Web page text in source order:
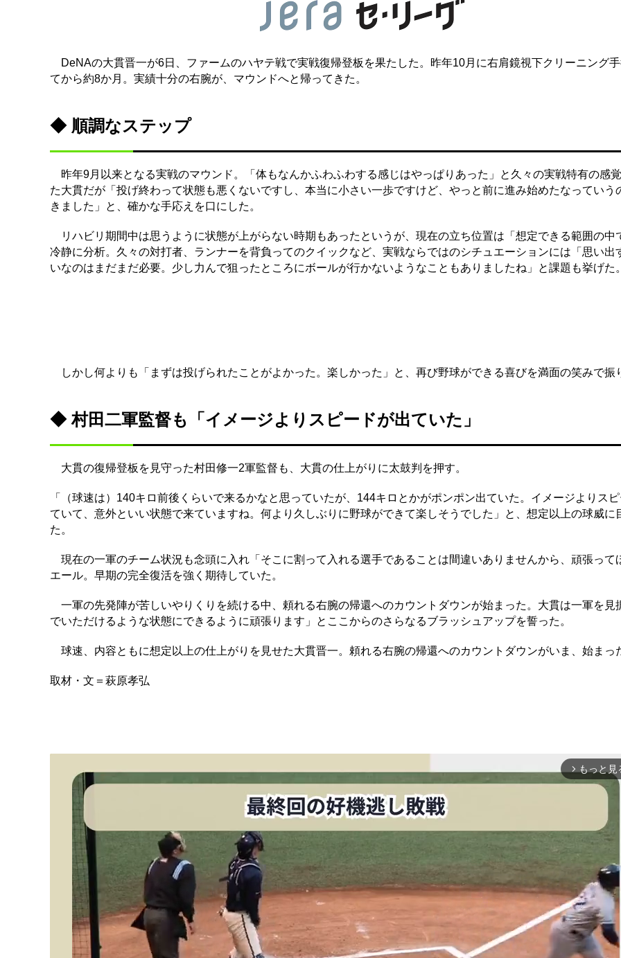
DeNAの大貫晋一が6日、ファームのハヤテ戦で実戦復帰登板を果たした。昨年10月に右肩鏡視下クリーニング
てから約8か月。実績十分の右腕が、マウンドへと帰ってきた。
◆ 順調なステップ
昨年9月以来となる実戦のマウンド。「体もなんかふわふわする感じはやっぱりあった」と久々の実戦特有の感
た大貫だが「投げ終わって状態も悪くないですし、本当に小さい一歩ですけど、やっと前に進み始めたなっていう
きました」と、確かな手応えを口にした。
リハビリ期間中は思うように状態が上がらない時期もあったというが、現在の立ち位置は「想定できる範囲の中
冷静に分析。久々の対打者、ランナーを背負ってのクイックなど、実戦ならではのシチュエーションには「思い出
いなのはまだまだ必要。少し力んで狙ったところにボールが行かないようなこともありましたね」と課題も挙げた
しかし何よりも「まずは投げられたことがよかった。楽しかった」と、再び野球ができる喜びを満面の笑みで振
◆ 村田二軍監督も「イメージよりスピードが出ていた」
大貫の復帰登板を見守った村田修一2軍監督も、大貫の仕上がりに太鼓判を押す。
「（球速は）140キロ前後くらいで来るかなと思っていたが、144キロとかがポンポン出ていた。イメージよりス
ていて、意外といい状態で来ていますね。何より久しぶりに野球ができて楽しそうでした」と、想定以上の球威に
た。
現在の一軍のチーム状況も念頭に入れ「そこに割って入れる選手であることは間違いありませんから、頑張って
エール。早期の完全復活を強く期待していた。
一軍の先発陣が苦しいやりくりを続ける中、頼れる右腕の帰還へのカウントダウンが始まった。大貫は一軍を見
でいただけるような状態にできるように頑張ります」とここからのさらなるブラッシュアップを誓った。
球速、内容ともに想定以上の仕上がりを見せた大貫晋一。頼れる右腕の帰還へのカウントダウンがいま、始まっ
取材・文＝萩原孝弘
arrow_forward_ios もっと見